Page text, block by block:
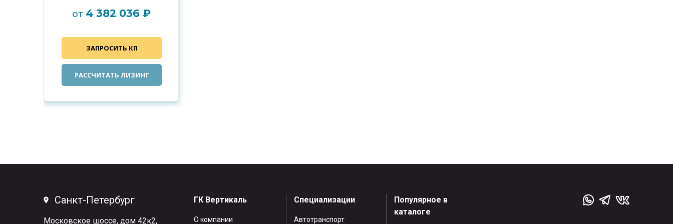
от 4 382 036 ₽
ЗАПРОСИТЬ КП
РАССЧИТАТЬ ЛИЗИНГ
Санкт-Петербург
Московское шоссе, дом 42к2,
ГК Вертикаль
О компании
Специализации
Автотранспорт
Популярное в
каталоге